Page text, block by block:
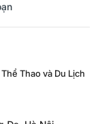
Thao và Du Lịch